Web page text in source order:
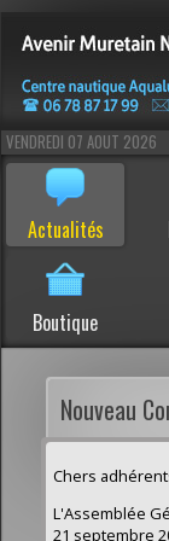
VENDREDI 07 AOUT 2026
Actualités
Boutique
Nouveau
Chers
L'Assemblée
21 septembre